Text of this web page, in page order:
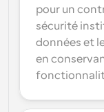
pour un
sécurité
données et
en